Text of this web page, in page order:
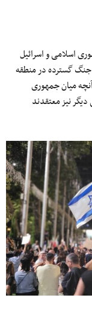
اسلامی و اسرائیل
گسترده در منطقه
میان جمهوری
نیز معتقدند